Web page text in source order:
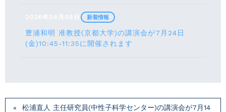
2026年06月08日
豊浦和明 准教授(京都大学)の講演会が7月24⽇
(⾦)10:45-11:35に開催されます
新着情報
松浦直人 主任研究員(中性子科学センター)の講演会が7月14